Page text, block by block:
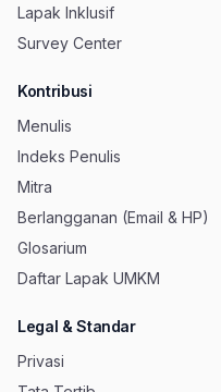
Lapak Inklusif
Survey Center
Kontribusi
Menulis
Indeks Penulis
Mitra
Berlangganan (Email & HP)
Glosarium
Daftar Lapak UMKM
Legal & Standar
Privasi